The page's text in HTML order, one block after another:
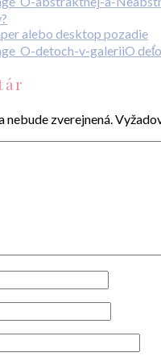
alebo desktop pozadie
O
nebude zverejnená.